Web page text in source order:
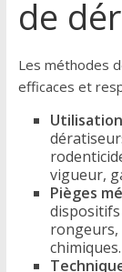
de
Les méthodes
efficaces et
vigueur,
Pièges
rongeurs,
chimiques.